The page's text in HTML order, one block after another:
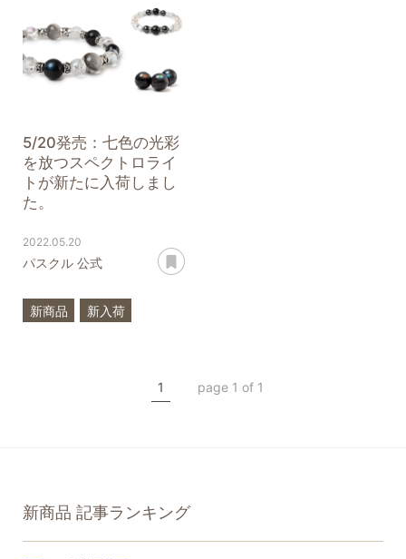
5/20発売：七色の光彩
を放つスペクトロライ
トが新たに入荷しまし
た。
2022.05.20
パスクル 公式
新商品
新入荷
1 page 1 of 1
新商品 記事ランキング